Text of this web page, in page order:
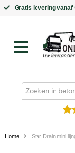
Home Star Drain mini